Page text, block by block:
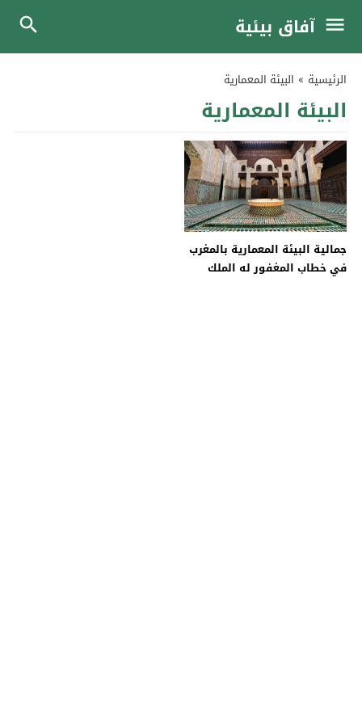
آفاق بيئية
الرئيسية » البيئة المعمارية
البيئة المعمارية
جمالية البيئة المعمارية بالمغرب
في خطاب المغفور له الملك